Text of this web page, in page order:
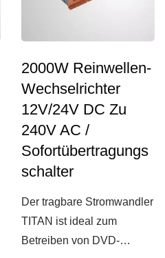
2000W Reinwellen-
Wechselrichter
12V/24V DC Zu
240V AC /
Sofortübertragungs
Schalter
Der tragbare Stromwandler
TITAN ist ideal zum
Betreiben von DVD-